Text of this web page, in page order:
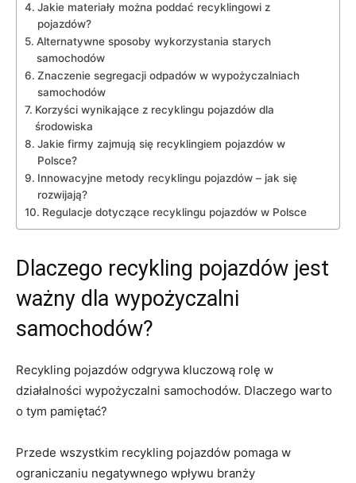
Jakie materiały można ‌poddać recyklingowi z
pojazdów?
Alternatywne sposoby‍ wykorzystania starych⁣
samochodów
Znaczenie segregacji‍ odpadów w‌ wypożyczalniach
samochodów
Korzyści wynikające z recyklingu pojazdów dla​
środowiska
Jakie firmy zajmują​ się recyklingiem pojazdów ⁤w
Polsce?
Innowacyjne metody recyklingu pojazdów – ⁢jak się
rozwijają?
Regulacje dotyczące recyklingu pojazdów w Polsce
Dlaczego recykling pojazdów jest
ważny dla⁣ wypożyczalni
samochodów?
Recykling pojazdów odgrywa kluczową rolę w
działalności wypożyczalni samochodów. Dlaczego warto
⁢o ‌tym pamiętać?
Przede ‍wszystkim ⁣recykling ‌pojazdów pomaga w
ograniczaniu negatywnego wpływu branży